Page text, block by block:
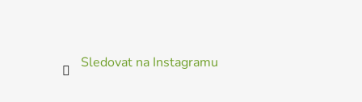
Sledovat na Instagramu